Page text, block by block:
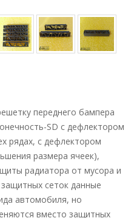
переднего бампера
SD с дефлектором
рядах, с дефлектором
размера ячеек),
радиатора от мусора и
сеток данные
автомобиля, но
вместо защитных